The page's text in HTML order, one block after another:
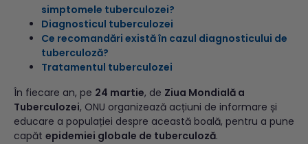
simptomele tuberculozei?
Diagnosticul tuberculozei
Ce recomandări există în cazul diagnosticului de
tuberculoză?
Tratamentul tuberculozei
În fiecare an, pe 24 martie, de Ziua Mondială a
Tuberculozei, ONU organizează acțiuni de informare și
educare a populației despre această boală, pentru a pune
capăt epidemiei globale de tuberculoză.